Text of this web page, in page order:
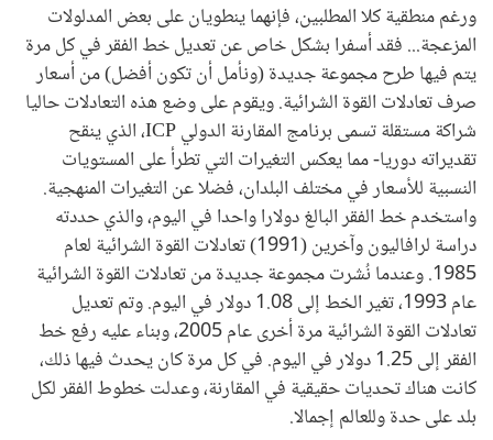
ورغم منطقية كلا المطلبين، فإنهما ينطويان على بعض المدلولات
المزعجة... فقد أسفرا بشكل خاص عن تعديل خط الفقر في كل مرة
يتم فيها طرح مجموعة جديدة (ونأمل أن تكون أفضل) من أسعار
صرف تعادلات القوة الشرائية. ويقوم على وضع هذه التعادلات حاليا
شراكة مستقلة تسمى برنامج المقارنة الدولي ICP، الذي ينقح
تقديراته دوريا- مما يعكس التغيرات التي تطرأ على المستويات
النسبية للأسعار في مختلف البلدان، فضلا عن التغيرات المنهجية.
واستخدم خط الفقر البالغ دولارا واحدا في اليوم، والذي حددته
دراسة لرافاليون وآخرين (1991) تعادلات القوة الشرائية لعام
1985. وعندما نُشرت مجموعة جديدة من تعادلات القوة الشرائية
عام 1993، تغير الخط إلى 1.08 دولار في اليوم. وتم تعديل
تعادلات القوة الشرائية مرة أخرى عام 2005، وبناء عليه رفع خط
الفقر إلى 1.25 دولار في اليوم. في كل مرة كان يحدث فيها ذلك،
كانت هناك تحديات حقيقية في المقارنة، وعدلت خطوط الفقر لكل
بلد على حدة وللعالم إجمالا.